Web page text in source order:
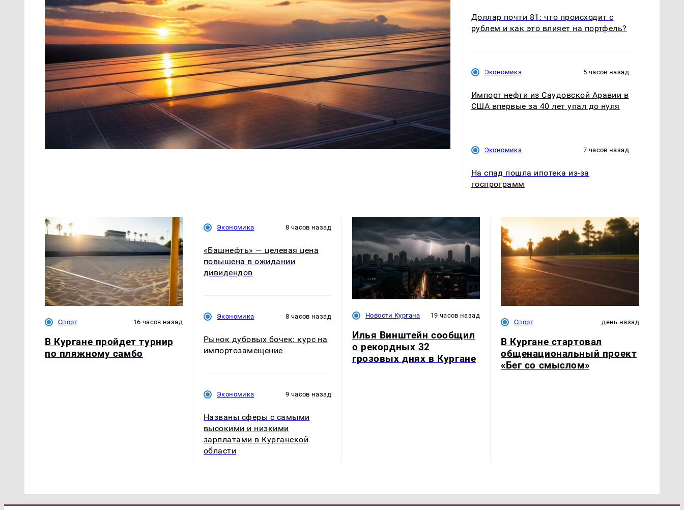
Доллар почти 81: что происходит с
рублем и как это влияет на портфель?
Экономика 5 часов назад
Импорт нефти из Саудовской Аравии в
США впервые за 40 лет упал до нуля
Экономика 7 часов назад
На спад пошла ипотека из-за
госпрограмм
Спорт 16 часов назад
В Кургане пройдет турнир
по пляжному самбо
Экономика 8 часов назад
«Башнефть» — целевая цена
повышена в ожидании
дивидендов
Экономика 8 часов назад
Рынок дубовых бочек: курс на
импортозамещение
Экономика 9 часов назад
Названы сферы с самыми
высокими и низкими
зарплатами в Курганской
области
Новости Кургана 19 часов назад
Илья Винштейн сообщил
о рекордных 32
грозовых днях в Кургане
Спорт день назад
В Кургане стартовал
общенациональный проект
«Бег со смыслом»